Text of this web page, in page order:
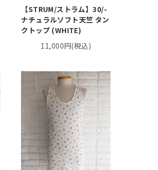
【STRUM/ストラム】30/-
ナチュラルソフト天竺 タン
クトップ (WHITE)
11,000円(税込)